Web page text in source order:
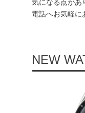
気になる点があ
電話へお気軽に
NEW